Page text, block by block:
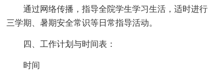
通过网络传播，指导全院学生学习生活，适时进行
三学期、暑期安全常识等日常指导活动。
四、工作计划与时间表：
时间